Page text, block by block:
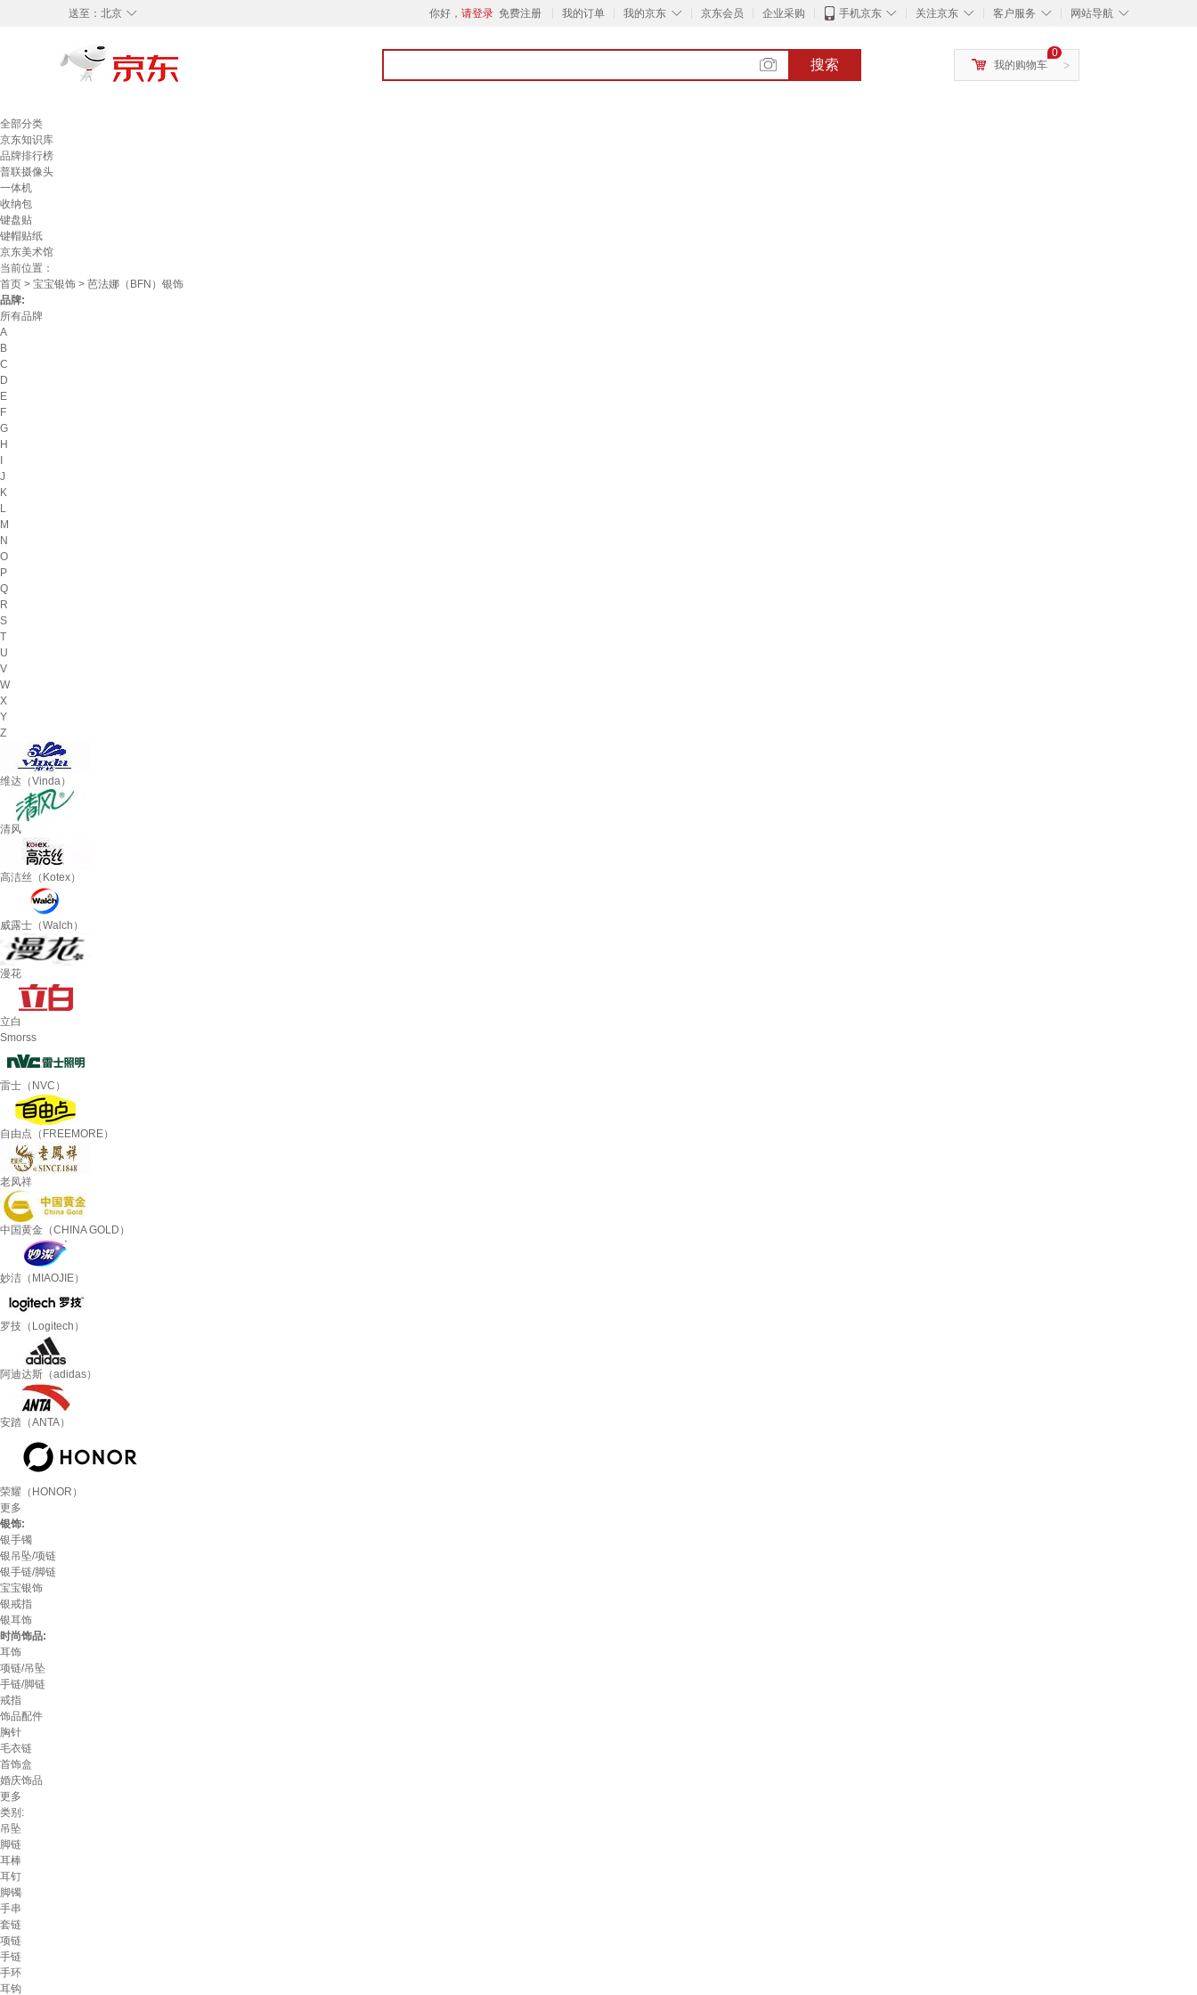
◇
送至： 北京 你好， 请登录 免费注册 我的订单 ◇
我的京东 京东会员 企业采购 ◇
手机京东 ◇
关注京东 ◇
客户服务 ◇
网站导航
搜索 >
0
我的购物车
全部分类
京东知识库
品牌排行榜
普联摄像头
一体机
收纳包
键盘贴
键帽贴纸
京东美术馆
当前位置：
首页 > 宝宝银饰 > 芭法娜（BFN）银饰
品牌:
所有品牌
A
B
C
D
E
F
G
H
J
K
L
M
N
O
P
Q
R
S
T
U
V
W
X
Y
Z
维达（Vinda）
清风
高洁丝（Kotex）
威露士（Walch）
漫花
立白
Smorss
雷士（NVC）
自由点（FREEMORE）
老凤祥
中国黄金（CHINA GOLD）
妙洁（MIAOJIE）
罗技（Logitech）
阿迪达斯（adidas）
安踏（ANTA）
荣耀（HONOR）
更多
银饰:
银手镯
银吊坠/项链
银手链/脚链
宝宝银饰
银戒指
银耳饰
时尚饰品:
耳饰
项链/吊坠
手链/脚链
戒指
饰品配件
胸针
毛衣链
首饰盒
婚庆饰品
更多
类别:
吊坠
脚链
耳棒
耳钉
脚镯
手串
套链
项链
手链
手环
耳钩